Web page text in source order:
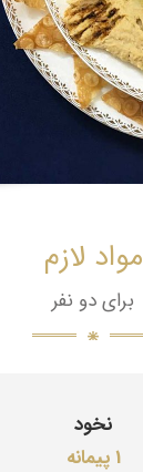
مواد لازم
برای دو نفر
نخود
1 پیمانه